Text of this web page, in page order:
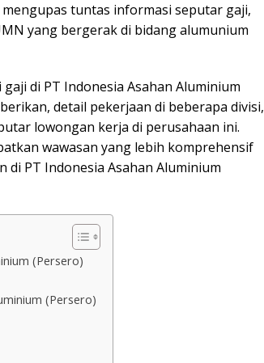
tuntas informasi seputar gaji,
yang bergerak di bidang alumunium
di PT Indonesia Asahan Aluminium
detail pekerjaan di beberapa divisi,
lowongan kerja di perusahaan ini.
wawasan yang lebih komprehensif
PT Indonesia Asahan Aluminium
(Persero)
(Persero)